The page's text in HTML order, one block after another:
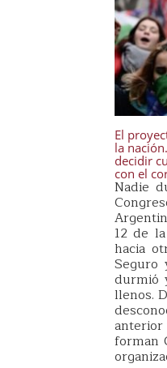
El
la
decidir
con el
Nadie
12 de
hacia
Seguro
durmió
llenos.
anterior
forman